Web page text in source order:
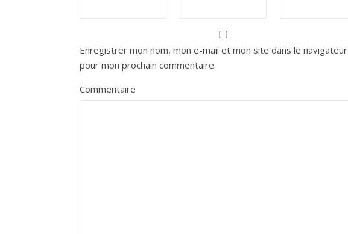
Enregistrer mon nom, mon e-mail et mon site dans le navigateur
pour mon prochain commentaire.
Commentaire